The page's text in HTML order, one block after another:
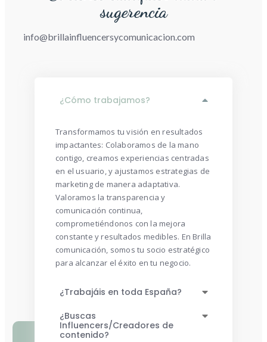
sugerencia
info@brillainfluencersycomunicacion.com
¿Cómo trabajamos?
Transformamos tu visión en resultados
impactantes: Colaboramos de la mano
contigo, creamos experiencias centradas
en el usuario, y ajustamos estrategias de
marketing de manera adaptativa.
Valoramos la transparencia y
comunicación continua,
comprometiéndonos con la mejora
constante y resultados medibles. En Brilla
comunicación, somos tu socio estratégico
para alcanzar el éxito en tu negocio.
¿Trabajáis en toda España?
¿Buscas
Influencers/Creadores de
contenido?